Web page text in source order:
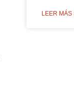
LEER MÁS